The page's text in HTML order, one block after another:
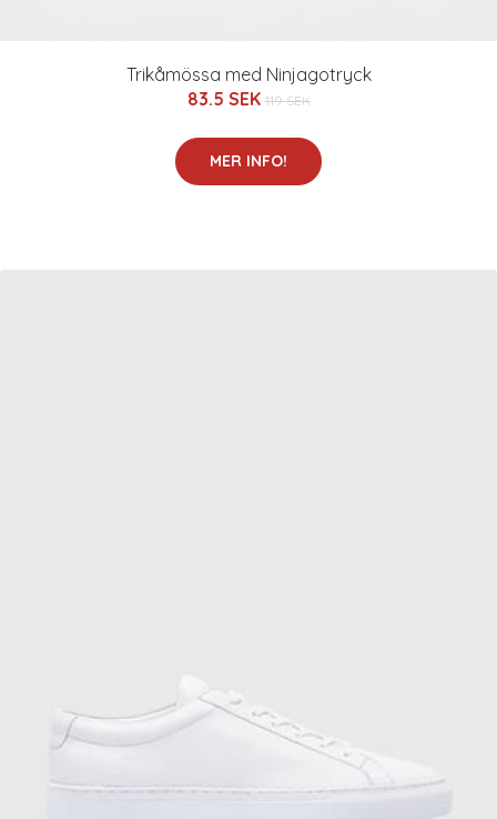
Trikåmössa med Ninjagotryck
83.5 SEK 119 SEK
MER INFO!